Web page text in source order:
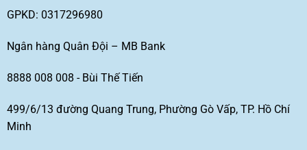
GPKD: 0317296980
Ngân hàng Quân Đội – MB Bank
8888 008 008 - Bùi Thế Tiến
499/6/13 đường Quang Trung, Phường Gò Vấp, TP. Hồ Chí
Minh